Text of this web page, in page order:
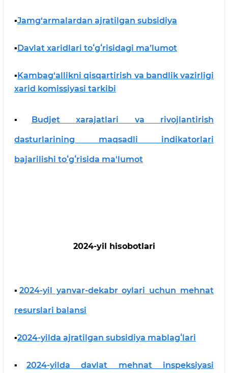
▪️Jamg‘armalardan ajratilgan subsidiya
▪️ Davlat xaridlari toʻgʻrisidagi maʼlumot
▪️ Kambag‘allikni qisqartirish va bandlik vazirligi
xarid komissiyasi tarkibi
▪️ Budjet xarajatlari va rivojlantirish
dasturlarining maqsadli indikatorlari
bajarilishi toʻgʻrisida ma'lumot
2024-yil hisobotlari
▪️ 2024-yil yanvar-dekabr oylari uchun mehnat
resurslari balansi
▪️2024-yilda ajratilgan subsidiya mablagʻlari
▪️ 2024-yilda davlat mehnat inspeksiyasi